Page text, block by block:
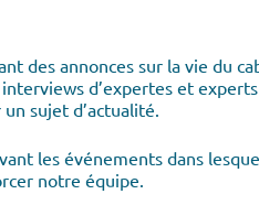
des annonces sur la vie du
d’expertes et
sujet d’actualité.
les événements dans
notre équipe.